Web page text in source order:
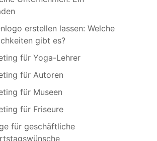
erstellen lassen: Welche
gibt es?
für Yoga-Lehrer
für Autoren
für Museen
für Friseure
für geschäftliche